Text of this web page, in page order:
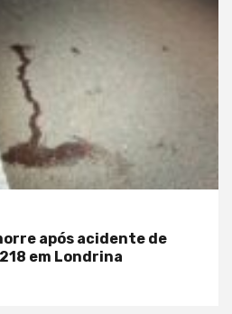
após acidente de
em Londrina